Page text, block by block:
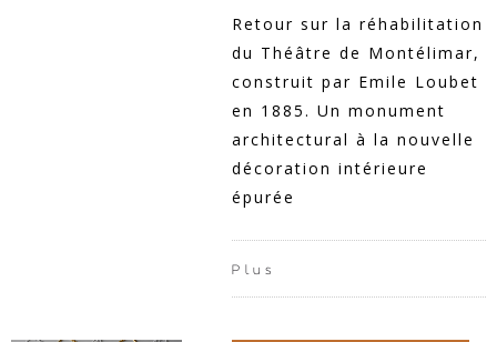
Retour sur la réhabilitation
du Théâtre de Montélimar,
construit par Emile Loubet
en 1885. Un monument
architectural à la nouvelle
décoration intérieure
épurée
Plus